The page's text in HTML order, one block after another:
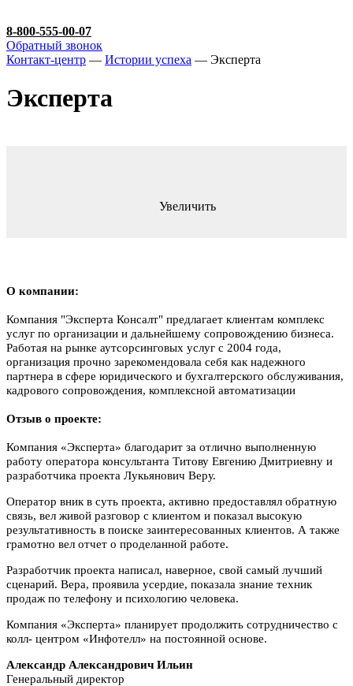
8-800-555-00-07
Обратный звонок
Контакт-центр — Истории успеха — Эксперта
Эксперта
Увеличить
О компании:
Компания "Эксперта Консалт" предлагает клиентам комплекс
услуг по организации и дальнейшему сопровождению бизнеса.
Работая на рынке аутсорсинговых услуг с 2004 года,
организация прочно зарекомендовала себя как надежного
партнера в сфере юридического и бухгалтерского обслуживания,
кадрового сопровождения, комплексной автоматизации
Отзыв о проекте:
Компания «Эксперта» благодарит за отлично выполненную
работу оператора консультанта Титову Евгению Дмитриевну и
разработчика проекта Лукьянович Веру.
Оператор вник в суть проекта, активно предоставлял обратную
связь, вел живой разговор с клиентом и показал высокую
результативность в поиске заинтересованных клиентов. А также
грамотно вел отчет о проделанной работе.
Разработчик проекта написал, наверное, свой самый лучший
сценарий. Вера, проявила усердие, показала знание техник
продаж по телефону и психологию человека.
Компания «Эксперта» планирует продолжить сотрудничество с
колл- центром «Инфотелл» на постоянной основе.
Александр Александрович Ильин
Генеральный директор